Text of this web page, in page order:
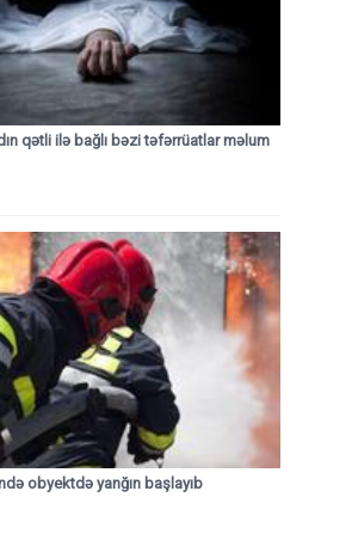
qətli ilə bağlı bəzi təfərrüatlar məlum
obyektdə yanğın başlayıb